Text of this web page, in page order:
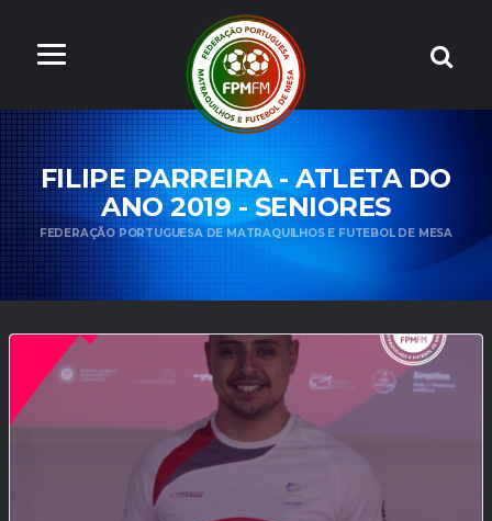
FILIPE PARREIRA - ATLETA DO
ANO 2019 - SENIORES
FEDERAÇÃO PORTUGUESA DE MATRAQUILHOS E FUTEBOL DE MESA